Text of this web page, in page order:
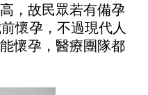
，故民眾若有備孕
懷孕，不過現代人
懷孕，醫療團隊都